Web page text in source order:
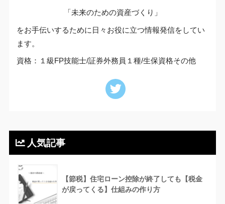
「未来のための資産づくり」
をお手伝いするために日々お役に立つ情報発信をしてい
ます。
資格：１級FP技能士/証券外務員１種/生保資格その他
人気記事
【節税】住宅ローン控除が終了しても【税金
が戻ってくる】仕組みの作り方